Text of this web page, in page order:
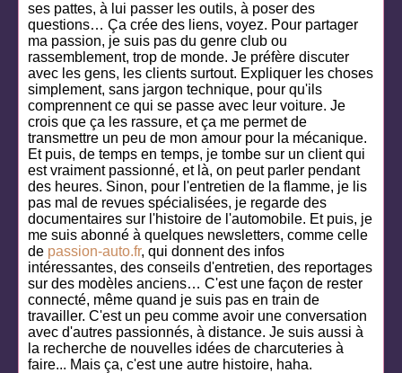
ses pattes, à lui passer les outils, à poser des
questions… Ça crée des liens, voyez. Pour partager
ma passion, je suis pas du genre club ou
rassemblement, trop de monde. Je préfère discuter
avec les gens, les clients surtout. Expliquer les choses
simplement, sans jargon technique, pour qu'ils
comprennent ce qui se passe avec leur voiture. Je
crois que ça les rassure, et ça me permet de
transmettre un peu de mon amour pour la mécanique.
Et puis, de temps en temps, je tombe sur un client qui
est vraiment passionné, et là, on peut parler pendant
des heures. Sinon, pour l'entretien de la flamme, je lis
pas mal de revues spécialisées, je regarde des
documentaires sur l'histoire de l'automobile. Et puis, je
me suis abonné à quelques newsletters, comme celle
de passion-auto.fr, qui donnent des infos
intéressantes, des conseils d'entretien, des reportages
sur des modèles anciens… C'est une façon de rester
connecté, même quand je suis pas en train de
travailler. C'est un peu comme avoir une conversation
avec d'autres passionnés, à distance. Je suis aussi à
la recherche de nouvelles idées de charcuteries à
faire... Mais ça, c'est une autre histoire, haha.